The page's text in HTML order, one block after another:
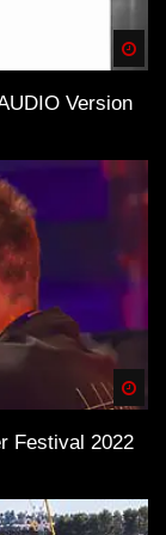
Version
Festival 2022